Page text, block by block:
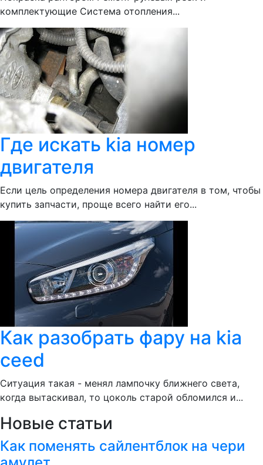
комплектующие Система отопления...
Где искать kia номер
двигателя
Если цель определения номера двигателя в том, чтобы
купить запчасти, проще всего найти его...
Как разобрать фару на kia
ceed
Ситуация такая - менял лампочку ближнего света,
когда вытаскивал, то цоколь старой обломился и...
Новые статьи
Как поменять сайлентблок на чери